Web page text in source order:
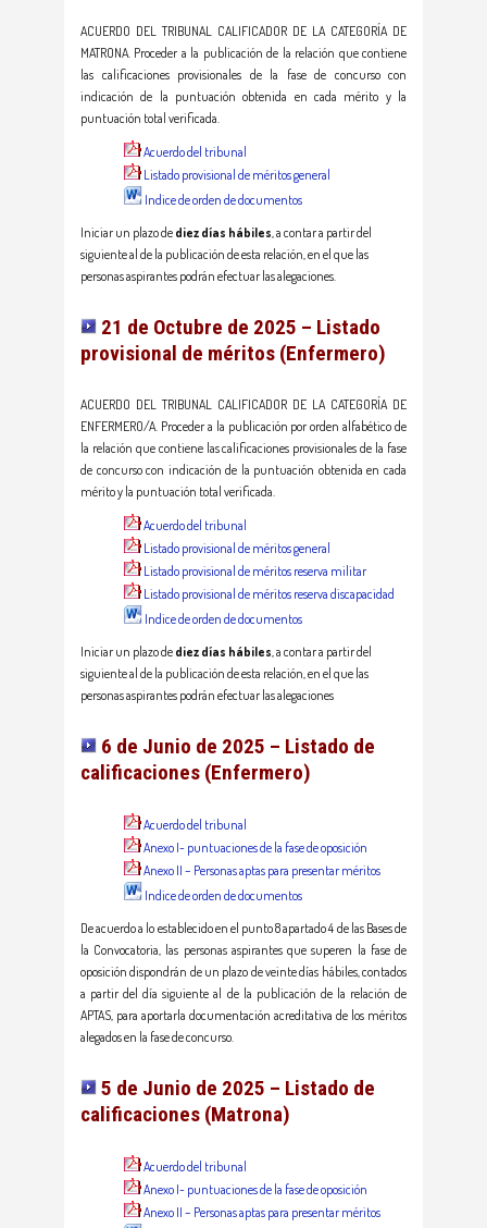
ACUERDO DEL TRIBUNAL CALIFICADOR DE LA CATEGORÍA DE
MATRONA. Proceder a la publicación de la relación que contiene
las calificaciones provisionales de la fase de concurso con
indicación de la puntuación obtenida en cada mérito y la
puntuación total verificada.
Acuerdo del tribunal
Listado provisional de méritos general
Indice de orden de documentos
Iniciar un plazo de diez días hábiles, a contar a partir del
siguiente al de la publicación de esta relación, en el que las
personas aspirantes podrán efectuar las alegaciones.
21 de Octubre de 2025 – Listado
provisional de méritos (Enfermero)
ACUERDO DEL TRIBUNAL CALIFICADOR DE LA CATEGORÍA DE
ENFERMERO/A. Proceder a la publicación por orden alfabético de
la relación que contiene las calificaciones provisionales de la fase
de concurso con indicación de la puntuación obtenida en cada
mérito y la puntuación total verificada.
Acuerdo del tribunal
Listado provisional de méritos general
Listado provisional de méritos reserva militar
Listado provisional de méritos reserva discapacidad
Indice de orden de documentos
Iniciar un plazo de diez días hábiles, a contar a partir del
siguiente al de la publicación de esta relación, en el que las
personas aspirantes podrán efectuar las alegaciones
6 de Junio de 2025 – Listado de
calificaciones (Enfermero)
Acuerdo del tribunal
Anexo I- puntuaciones de la fase de oposición
Anexo II – Personas aptas para presentar méritos
Indice de orden de documentos
De acuerdo a lo establecido en el punto 8 apartado 4 de las Bases de
la Convocatoria, las personas aspirantes que superen la fase de
oposición dispondrán de un plazo de veinte días hábiles, contados
a partir del día siguiente al de la publicación de la relación de
APTAS, para aportarla documentación acreditativa de los méritos
alegados en la fase de concurso.
5 de Junio de 2025 – Listado de
calificaciones (Matrona)
Acuerdo del tribunal
Anexo I- puntuaciones de la fase de oposición
Anexo II – Personas aptas para presentar méritos